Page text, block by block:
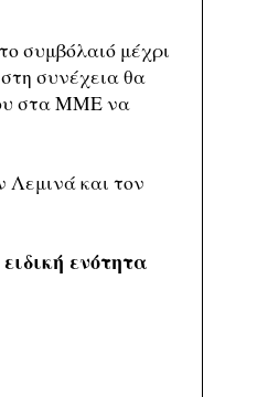
συμβόλαιό μέχρι
συνέχεια θα
στα ΜΜΕ να
Λεμινά και τον
ενότητα